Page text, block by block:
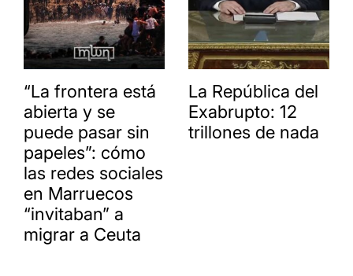
“La frontera está
abierta y se
puede pasar sin
papeles”: cómo
las redes sociales
en Marruecos
“invitaban” a
migrar a Ceuta
La República del
Exabrupto: 12
trillones de nada